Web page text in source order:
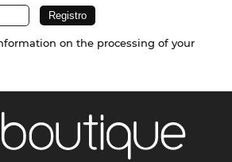
on the processing of your